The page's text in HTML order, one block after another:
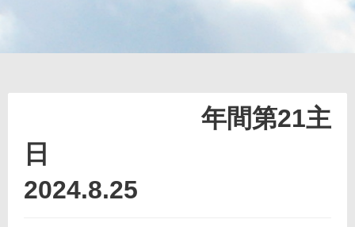
年間第21主
日
2024.8.25